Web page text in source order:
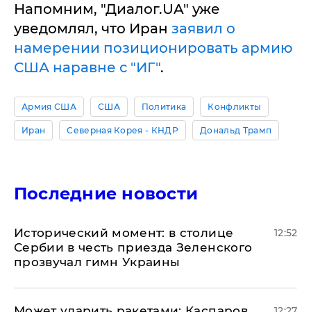
Напомним, "Диалог.UA" уже
уведомлял, что Иран заявил о
намерении позиционировать армию
США наравне с "ИГ".
Армия США США Политика Конфликты
Иран Северная Корея - КНДР Дональд Трамп
Последние новости
Исторический момент: в столице
Сербии в честь приезда Зеленского
прозвучал гимн Украины
12:52